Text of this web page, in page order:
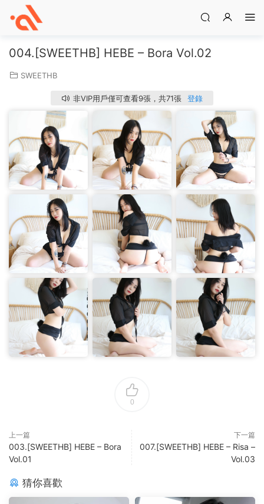
004.[SWEETHB] HEBE – Bora Vol.02
SWEETHB
非VIP用戶僅可查看9張，共71張 登錄
0
上一篇
003.[SWEETHB] HEBE – Bora
Vol.01
下一篇
007.[SWEETHB] HEBE – Risa –
Vol.03
猜你喜歡